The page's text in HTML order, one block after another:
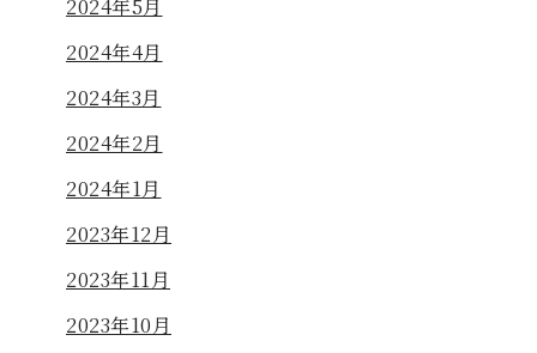
2024年5月
2024年4月
2024年3月
2024年2月
2024年1月
2023年12月
2023年11月
2023年10月